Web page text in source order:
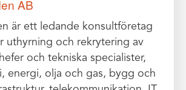
AB
är ett ledande konsultföretag
uthyrning och rekrytering av
och tekniska specialister,
energi, olja och gas, bygg och